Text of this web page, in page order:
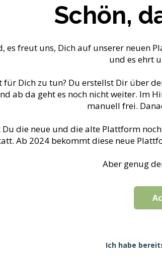
Schön,
es freut uns, Dich auf unserer neuen
und es ehrt
für Dich zu tun? Du erstellst Dir über
ab da geht es noch nicht weiter. Im
manuell frei.
Du die neue und die alte Plattform
Ab 2024 bekommt diese neue
Aber genug
Ich habe